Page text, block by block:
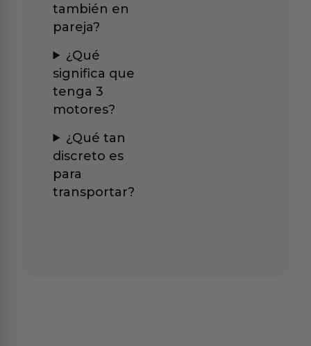
también en
pareja?
¿Qué
significa que
tenga 3
motores?
¿Qué tan
discreto es
para
transportar?